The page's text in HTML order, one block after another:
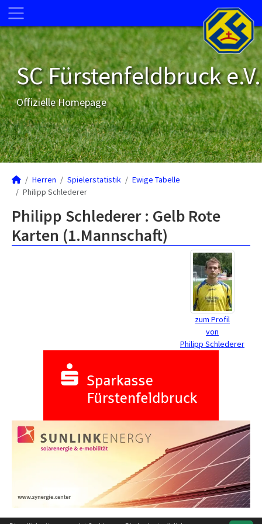
SC Fürstenfeldbruck e.V.
Offizielle Homepage
Herren Spielerstatistik
Ewige Tabelle
Philipp Schlederer
Philipp Schlederer : Gelb Rote
Karten (1.Mannschaft)
zum Profil
von
Philipp Schlederer